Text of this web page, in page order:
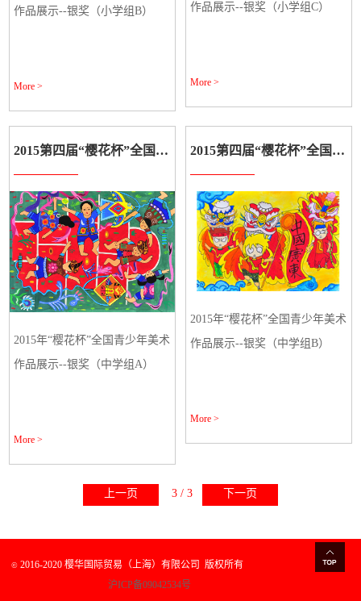
作品展示--银奖（小学组B）
More >
作品展示--银奖（小学组C）
More >
2015第四届“樱花杯”全国学生美术作品展示
2015年“樱花杯”全国青少年美术
作品展示--银奖（中学组A）
More >
2015第四届“樱花杯”全国学生美术作品展示
2015年“樱花杯”全国青少年美术
作品展示--银奖（中学组B）
More >
上一页 3 / 3 下一页
©2016-2020 樱华国际贸易（上海）有限公司版权所有
沪ICP备09042534号